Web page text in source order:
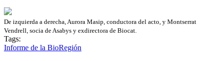
De izquierda a derecha, Aurora Masip, conductora del acto, y Montserrat
Vendrell, socia de Asabys y exdirectora de Biocat.
Tags:
Informe de la BioRegión